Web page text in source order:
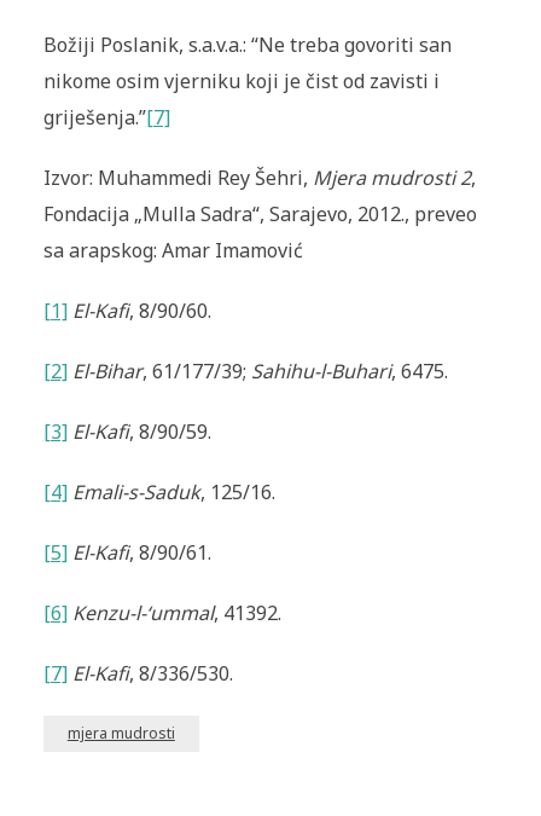
Božiji Poslanik, s.a.v.a.: “Ne treba govoriti san
nikome osim vjerniku koji je čist od zavisti i
griješenja.”[7]
Izvor: Muhammedi Rey Šehri, Mjera mudrosti 2,
Fondacija „Mulla Sadra“, Sarajevo, 2012., preveo
sa arapskog: Amar Imamović
[1] El-Kafi, 8/90/60.
[2] El-Bihar, 61/177/39; Sahihu-l-Buhari, 6475.
[3] El-Kafi, 8/90/59.
[4] Emali-s-Saduk, 125/16.
[5] El-Kafi, 8/90/61.
[6] Kenzu-l-‘ummal, 41392.
[7] El-Kafi, 8/336/530.
mjera mudrosti